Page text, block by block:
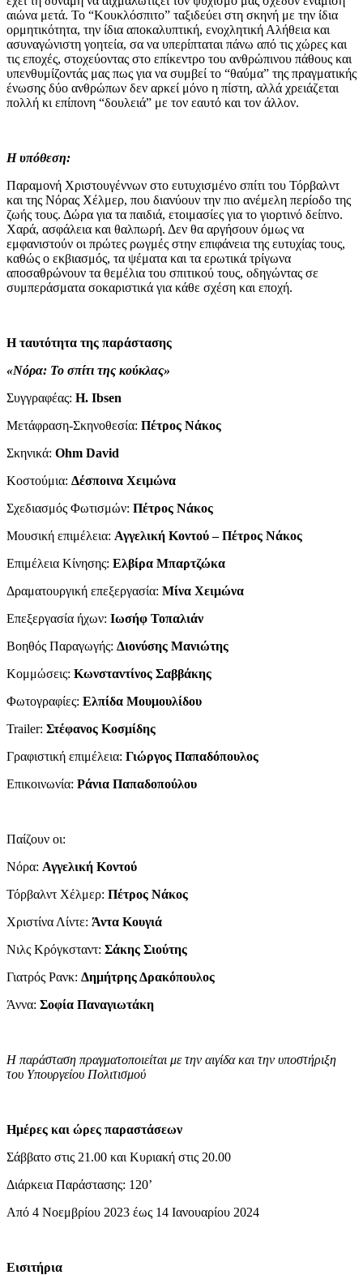
αιώνα μετά. Το “Κουκλόσπιτο” ταξιδεύει στη σκηνή με την ίδια
ορμητικότητα, την ίδια αποκαλυπτική, ενοχλητική Αλήθεια και
ασυναγώνιστη γοητεία, σα να υπερίπταται πάνω από τις χώρες και
τις εποχές, στοχεύοντας στο επίκεντρο του ανθρώπινου πάθους και
υπενθυμίζοντάς μας πως για να συμβεί το “θαύμα” της πραγματικής
ένωσης δύο ανθρώπων δεν αρκεί μόνο η πίστη, αλλά χρειάζεται
πολλή κι επίπονη “δουλειά” με τον εαυτό και τον άλλον.
Η υπόθεση:
Παραμονή Χριστουγέννων στο ευτυχισμένο σπίτι του Τόρβαλντ
και της Νόρας Χέλμερ, που διανύουν την πιο ανέμελη περίοδο της
ζωής τους. Δώρα για τα παιδιά, ετοιμασίες για το γιορτινό δείπνο.
Χαρά, ασφάλεια και θαλπωρή. Δεν θα αργήσουν όμως να
εμφανιστούν οι πρώτες ρωγμές στην επιφάνεια της ευτυχίας τους,
καθώς ο εκβιασμός, τα ψέματα και τα ερωτικά τρίγωνα
αποσαθρώνουν τα θεμέλια του σπιτικού τους, οδηγώντας σε
συμπεράσματα σοκαριστικά για κάθε σχέση και εποχή.
Η ταυτότητα της παράστασης
«Νόρα: Το σπίτι της κούκλας»
Συγγραφέας: H. Ibsen
Μετάφραση-Σκηνοθεσία: Πέτρος Νάκος
Σκηνικά: Ohm David
Κοστούμια: Δέσποινα Χειμώνα
Σχεδιασμός Φωτισμών: Πέτρος Νάκος
Μουσική επιμέλεια: Αγγελική Κοντού – Πέτρος Νάκος
Επιμέλεια Κίνησης: Ελβίρα Μπαρτζώκα
Δραματουργική επεξεργασία: Mίνα Χειμώνα
Επεξεργασία ήχων: Iωσήφ Τοπαλιάν
Βοηθός Παραγωγής: Διονύσης Μανιώτης
Κομμώσεις: Κωνσταντίνος Σαββάκης
Φωτογραφίες: Ελπίδα Μουμουλίδου
Trailer: Στέφανος Κοσμίδης
Γραφιστική επιμέλεια: Γιώργος Παπαδόπουλος
Επικοινωνία: Ράνια Παπαδοπούλου
Παίζουν οι:
Νόρα: Αγγελική Κοντού
Τόρβαλντ Χέλμερ: Πέτρος Νάκος
Χριστίνα Λίντε: Άντα Κουγιά
Νιλς Κρόγκσταντ: Σάκης Σιούτης
Γιατρός Ρανκ: Δημήτρης Δρακόπουλος
Άννα: Σοφία Παναγιωτάκη
Η παράσταση πραγματοποιείται με την αιγίδα και την υποστήριξη
του Υπουργείου Πολιτισμού
Ημέρες και ώρες παραστάσεων
Σάββατο στις 21.00 και Κυριακή στις 20.00
Διάρκεια Παράστασης: 120’
Από 4 Νοεμβρίου 2023 έως 14 Ιανουαρίου 2024
Εισιτήρια